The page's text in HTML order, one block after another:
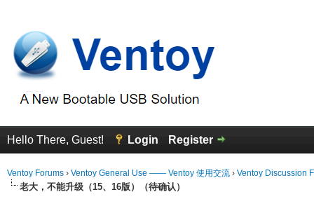
Hello There, Guest! Login Register
Ventoy Forums › Ventoy General Use —— Ventoy 使用交流 › Ventoy Discussion
老大，不能升级（15、16版）（待确认）